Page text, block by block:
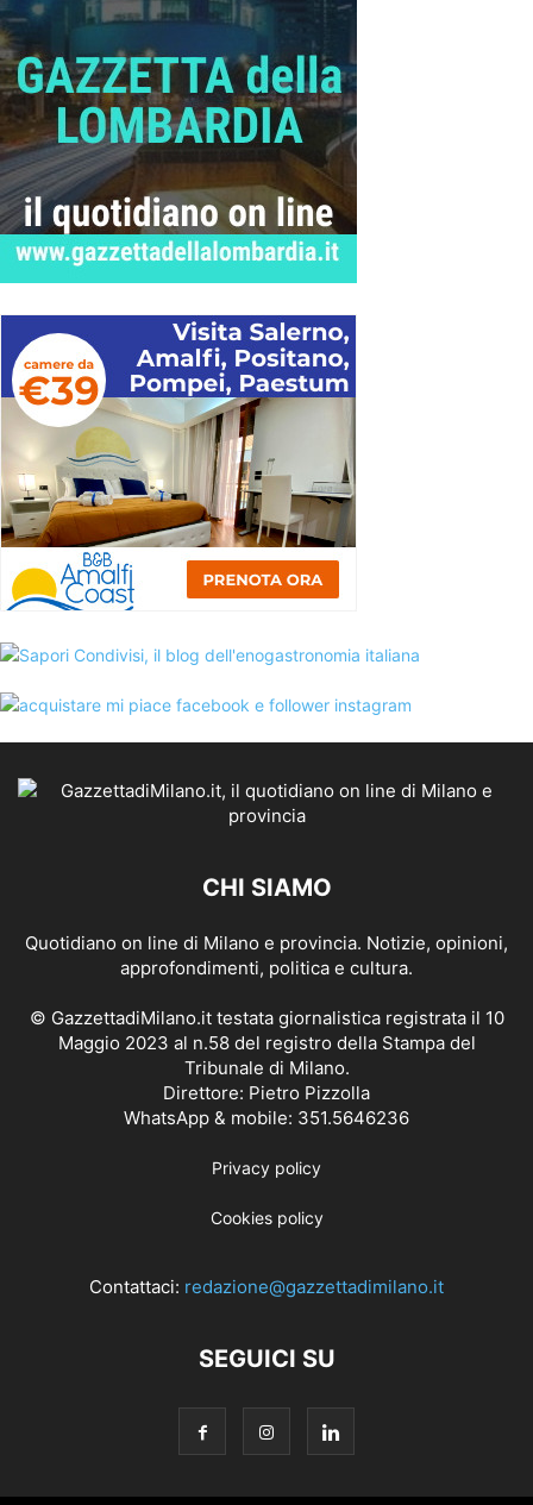
CHI SIAMO
Quotidiano on line di Milano e provincia. Notizie, opinioni,
approfondimenti, politica e cultura.
© GazzettadiMilano.it testata giornalistica registrata il 10
Maggio 2023 al n.58 del registro della Stampa del
Tribunale di Milano.
Direttore: Pietro Pizzolla
WhatsApp & mobile: 351.5646236
Privacy policy
Cookies policy
Contattaci: redazione@gazzettadimilano.it
SEGUICI SU